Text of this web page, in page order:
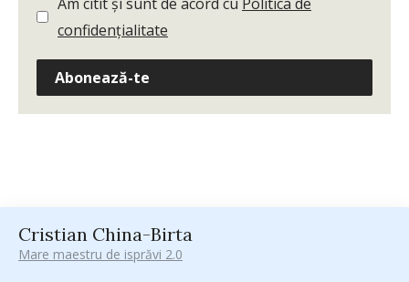
confidențialitate
Abonează-te
Cristian China-Birta
Mare maestru de isprăvi 2.0